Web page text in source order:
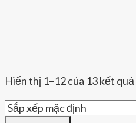
Hiển thị 1–12 của 13 kết quả